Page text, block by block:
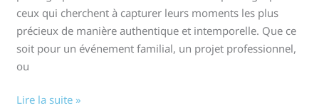
ceux qui cherchent à capturer leurs moments les plus
précieux de manière authentique et intemporelle. Que ce
soit pour un événement familial, un projet professionnel,
ou
Lire la suite »